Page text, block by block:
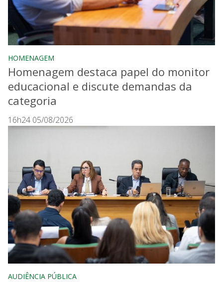
HOMENAGEM
Homenagem destaca papel do monitor
educacional e discute demandas da
categoria
16h24 05/08/2026
AUDIÊNCIA PÚBLICA